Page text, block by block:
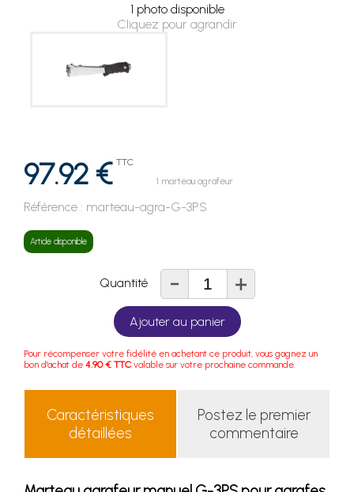
1 photo disponible
Cliquez pour agrandir
97.92 € TTC
1 marteau agrafeur
Référence : marteau-agra-G-3PS
Article disponible
Quantité - +
Ajouter au panier
Pour récompenser votre fidélité en achetant ce produit, vous gagnez un
bon d'achat de 4.90 € TTC valable sur votre prochaine commande.
Caractéristiques
détaillées
Postez le premier
commentaire